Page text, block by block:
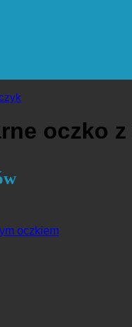
oczko
oczkiem